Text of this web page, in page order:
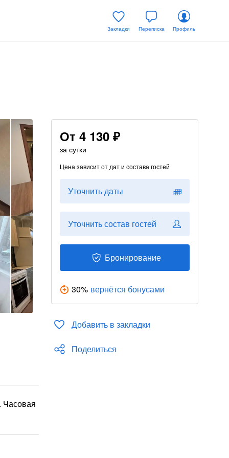
Закладки Переписка Профиль
От 4 130 ₽
за сутки
Цена зависит от дат и состава гостей
Уточнить даты
Уточнить состав гостей
Бронирование
30% вернётся бонусами
Добавить в закладки
Поделиться
Часовая